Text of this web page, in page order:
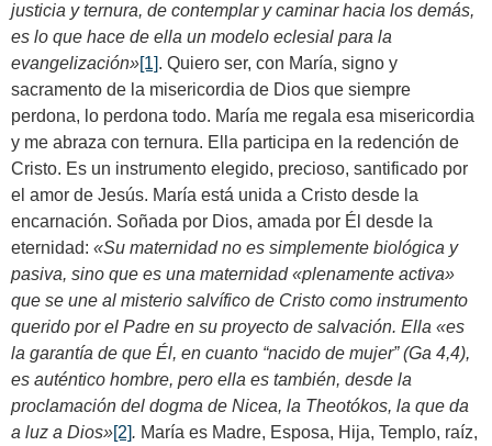
justicia y ternura, de contemplar y caminar hacia los demás,
es lo que hace de ella un modelo eclesial para la
evangelización»[1]. Quiero ser, con María, signo y
sacramento de la misericordia de Dios que siempre
perdona, lo perdona todo. María me regala esa misericordia
y me abraza con ternura. Ella participa en la redención de
Cristo. Es un instrumento elegido, precioso, santificado por
el amor de Jesús. María está unida a Cristo desde la
encarnación. Soñada por Dios, amada por Él desde la
eternidad: «Su maternidad no es simplemente biológica y
pasiva, sino que es una maternidad «plenamente activa»
que se une al misterio salvífico de Cristo como instrumento
querido por el Padre en su proyecto de salvación. Ella «es
la garantía de que Él, en cuanto “nacido de mujer” (Ga 4,4),
es auténtico hombre, pero ella es también, desde la
proclamación del dogma de Nicea, la Theotókos, la que da
a luz a Dios»[2]. María es Madre, Esposa, Hija, Templo, raíz,